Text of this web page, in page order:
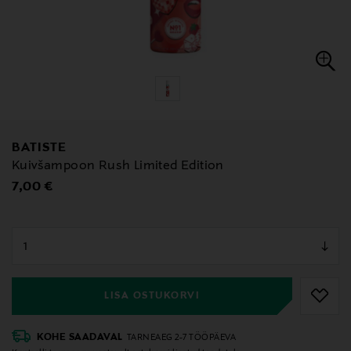
BATISTE
Kuivšampoon Rush Limited Edition
Original Price
7,00 €
LISA OSTUKORVI
KOHE SAADAVAL TARNEAEG 2-7 TÖÖPÄEVA